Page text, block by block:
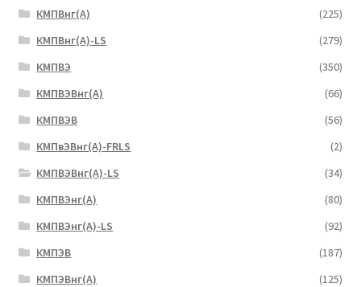
КМПВнг(А)
(225)
КМПВнг(А)-LS
(279)
КМПВЭ
(350)
КМПВЭBнг(А)
(66)
КМПВЭВ
(56)
КМПвЭВнг(А)-FRLS
(2)
КМПВЭВнг(А)-LS
(34)
КМПВЭнг(А)
(80)
КМПВЭнг(А)-LS
(92)
КМПЭВ
(187)
КМПЭВнг(А)
(125)